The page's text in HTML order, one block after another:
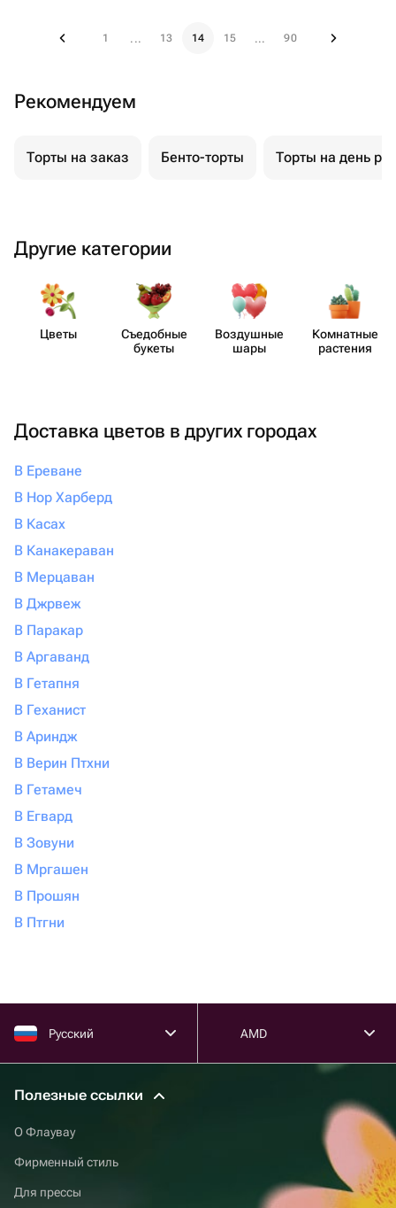
1 ... 13 14 15 ... 90
Рекомендуем
Торты на заказ Бенто-торты Торты на день
Другие категории
Цветы
Съедобные
букеты
Воздушные
шары
Комнатные
растения
Доставка цветов в других городах
В Ереване
В Нор Харберд
В Касах
В Канакераван
В Мерцаван
В Джрвеж
В Паракар
В Аргаванд
В Гетапня
В Геханист
В Ариндж
В Верин Птхни
В Гетамеч
В Егвард
В Зовуни
В Мргашен
В Прошян
В Птгни
Русский AMD
Полезные ссылки
О Флаувау
Фирменный стиль
Для прессы